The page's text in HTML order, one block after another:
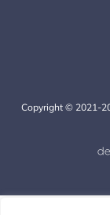
Copyright © 2021-